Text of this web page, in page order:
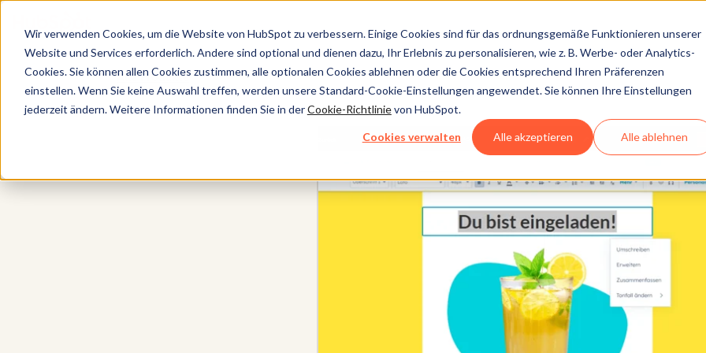
Wir verwenden Cookies, um die Website von HubSpot zu verbessern. Einige Cookies sind für das ordnungsgemäße Funktionieren unserer
Website und Services erforderlich. Andere sind optional und dienen dazu, Ihr Erlebnis zu personalisieren, wie z. B. Werbe- oder Analytics-
Cookies. Sie können allen Cookies zustimmen, alle optionalen Cookies ablehnen oder die Cookies entsprechend Ihren Präferenzen
einstellen. Wenn Sie keine Auswahl treffen, werden unsere Standard-Cookie-Einstellungen angewendet. Sie können Ihre Einstellungen
jederzeit ändern. Weitere Informationen finden Sie in derCookie-Richtlinievon HubSpot.
Cookies verwalten Alle akzeptieren Alle ablehnen
Alle Produkte